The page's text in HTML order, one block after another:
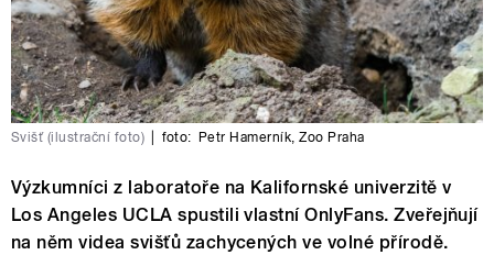
Svišť (ilustrační foto) foto: Petr Hamerník ,Zoo Praha
Výzkumníci z laboratoře na Kalifornské univerzitě v
Los Angeles UCLA spustili vlastní OnlyFans. Zveřejňují
na něm videa svišťů zachycených ve volné přírodě.